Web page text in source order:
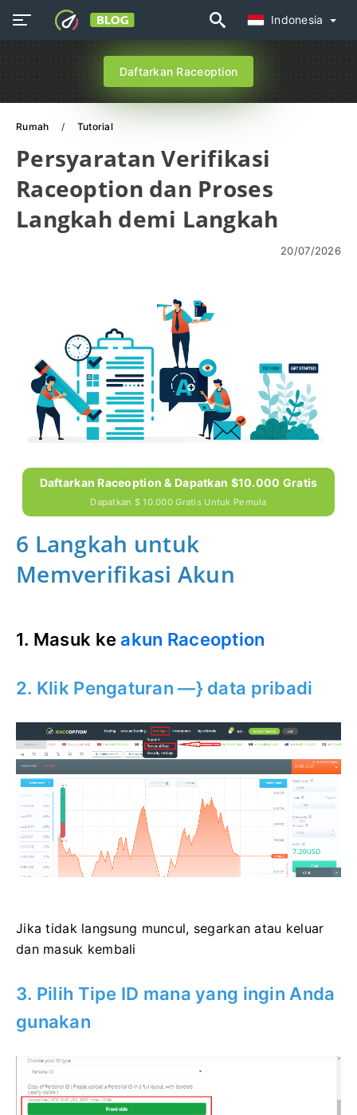
Indonesia
Daftarkan Raceoption
Rumah Tutorial
Persyaratan Verifikasi
Raceoption dan Proses
Langkah demi Langkah
20/07/2026
Daftarkan Raceoption & Dapatkan $10.000 Gratis
Dapatkan $ 10.000 Gratis Untuk Pemula
6 Langkah untuk
Memverifikasi Akun
1. Masuk ke akun Raceoption
2. Klik Pengaturan —} data pribadi
Jika tidak langsung muncul, segarkan atau keluar
dan masuk kembali
3. Pilih Tipe ID mana yang ingin Anda
gunakan